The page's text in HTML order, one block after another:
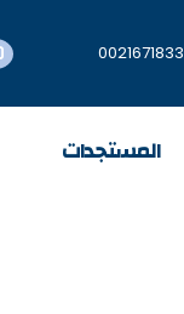
المستجدات